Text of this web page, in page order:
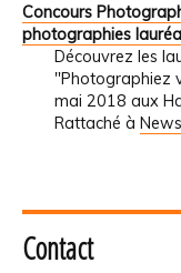
Concours
photographies
Découvrez les
"Photographiez
mai 2018 aux
Rattaché à News
Contact